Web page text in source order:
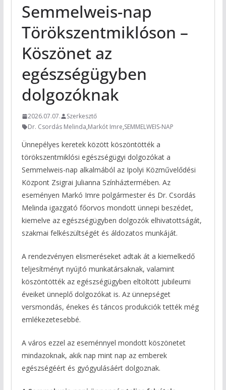
Semmelweis-nap
Törökszentmiklóson –
Köszönet az
egészségügyben
dolgozóknak
2026.07.07.
Szerkesztő
Dr. Csordás Melinda,Markót Imre,SEMMELWEIS-NAP
Ünnepélyes keretek között köszöntötték a
törökszentmiklósi egészségügyi dolgozókat a
Semmelweis-nap alkalmából az Ipolyi Közművelődési
Központ Zsigrai Julianna Színháztermében. Az
eseményen Markó Imre polgármester és Dr. Csordás
Melinda igazgató főorvos mondott ünnepi beszédet,
kiemelve az egészségügyben dolgozók elhivatottságát,
szakmai felkészültségét és áldozatos munkáját.
A rendezvényen elismeréseket adtak át a kiemelkedő
teljesítményt nyújtó munkatársaknak, valamint
köszöntötték az egészségügyben eltöltött jubileumi
éveiket ünneplő dolgozókat is. Az ünnepséget
versmondás, énekes és táncos produkciók tették még
emlékezetesebbé.
A város ezzel az eseménnyel mondott köszönetet
mindazoknak, akik nap mint nap az emberek
egészségéért és gyógyulásáért dolgoznak.